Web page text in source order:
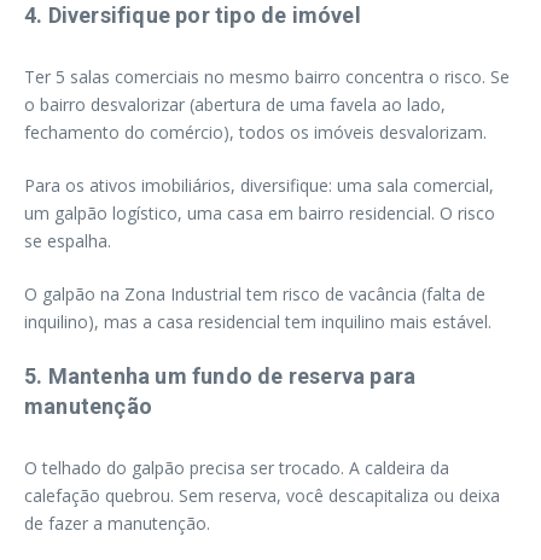
4. Diversifique por tipo de imóvel
Ter 5 salas comerciais no mesmo bairro concentra o risco. Se
o bairro desvalorizar (abertura de uma favela ao lado,
fechamento do comércio), todos os imóveis desvalorizam.
Para os ativos imobiliários, diversifique: uma sala comercial,
um galpão logístico, uma casa em bairro residencial. O risco
se espalha.
O galpão na Zona Industrial tem risco de vacância (falta de
inquilino), mas a casa residencial tem inquilino mais estável.
5. Mantenha um fundo de reserva para
manutenção
O telhado do galpão precisa ser trocado. A caldeira da
calefação quebrou. Sem reserva, você descapitaliza ou deixa
de fazer a manutenção.